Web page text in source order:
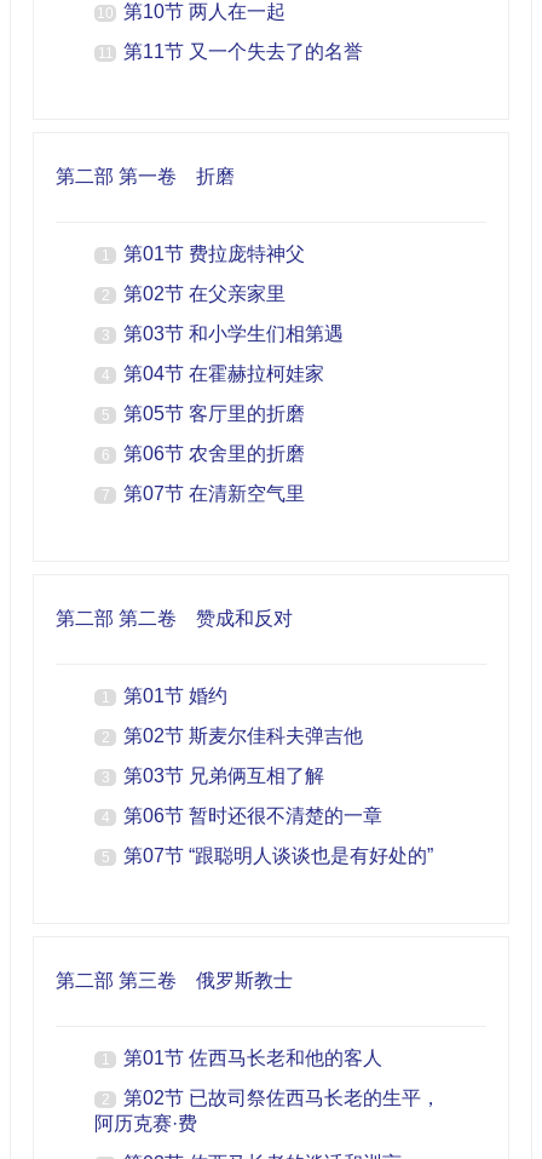
10 第10节 两人在一起
11 第11节 又一个失去了的名誉
第二部 第一卷 折磨
1 第01节 费拉庞特神父
2 第02节 在父亲家里
3 第03节 和小学生们相第遇
4 第04节 在霍赫拉柯娃家
5 第05节 客厅里的折磨
6 第06节 农舍里的折磨
7 第07节 在清新空气里
第二部 第二卷 赞成和反对
1 第01节 婚约
2 第02节 斯麦尔佳科夫弹吉他
3 第03节 兄弟俩互相了解
4 第06节 暂时还很不清楚的一章
5 第07节 “跟聪明人谈谈也是有好处的”
第二部 第三卷 俄罗斯教士
1 第01节 佐西马长老和他的客人
2
第02节 已故司祭佐西马长老的生平，
阿历克赛·费